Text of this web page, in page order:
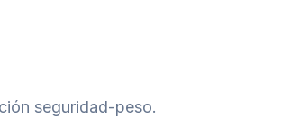
seguridad-peso.